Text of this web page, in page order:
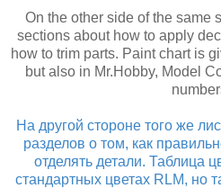
On the other side of the same
sections about how to apply
how to trim parts. Paint chart is
but also in Mr.Hobby, Model
На другой стороне того же
разделов о том, как
отделять детали. Таблица
стандартных цветах RLM, но